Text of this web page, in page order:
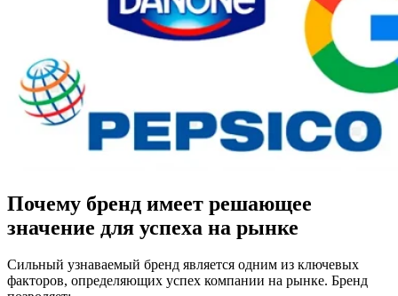
Почему бренд имеет решающее
значение для успеха на рынке
Сильный узнаваемый бренд является одним из ключевых
факторов, определяющих успех компании на рынке. Бренд